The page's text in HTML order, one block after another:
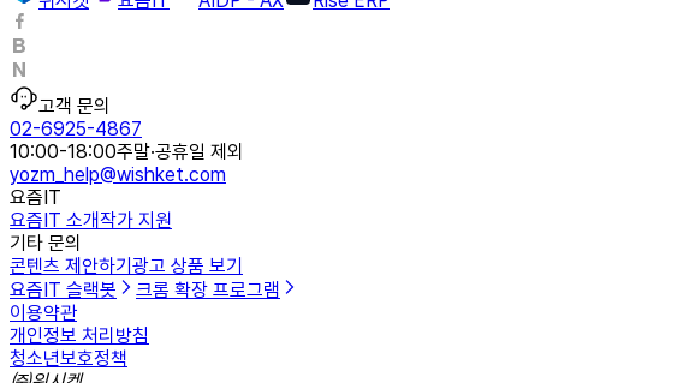
고객 문의
02-6925-4867
10:00-18:00주말·공휴일 제외
yozm_help@wishket.com
요즘IT
요즘IT 소개작가 지원
기타 문의
콘텐츠 제안하기 광고 상품 보기
요즘IT 슬랙봇
크롬 확장 프로그램
이용약관
개인정보 처리방침
청소년보호정책